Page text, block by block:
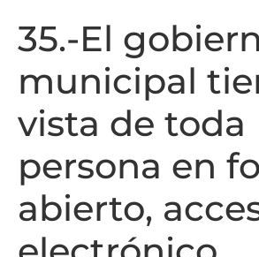
35.-El
municipal
vista de toda
persona en
abierto,